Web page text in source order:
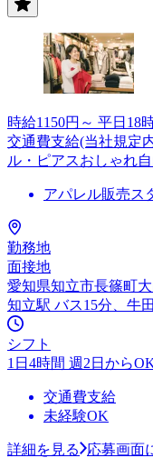
時給1150円～ 平日18
交通費支給(当社規定
ル・ピアスおしゃれ
アパレル販売ス
勤務地
面接地
愛知県知立市長篠町
知立駅 バス15分、牛
シフト
1日4時間 週2日から
交通費支給
未経験OK
詳細を見る 応募画面